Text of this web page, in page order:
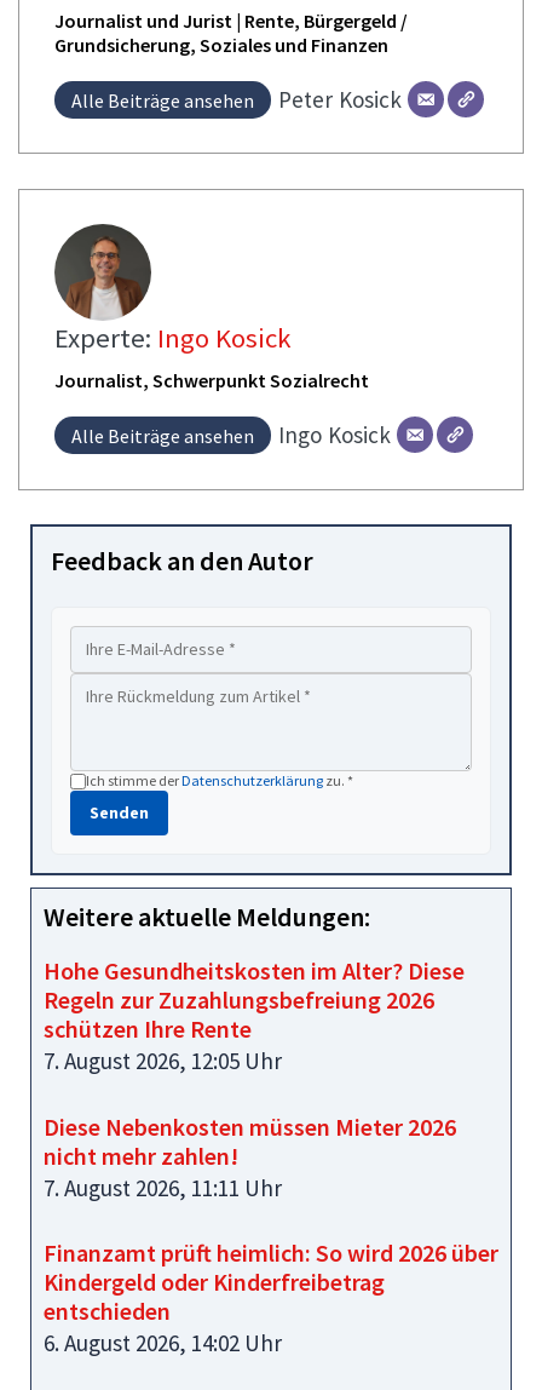
Journalist und Jurist | Rente, Bürgergeld /
Grundsicherung, Soziales und Finanzen
Alle Beiträge ansehen Peter Kosick
Experte: Ingo Kosick
Journalist, Schwerpunkt Sozialrecht
Alle Beiträge ansehen Ingo Kosick
Feedback an den Autor
Ich stimme derDatenschutzerklärung zu. *
Senden
Weitere aktuelle Meldungen:
Hohe Gesundheitskosten im Alter? Diese
Regeln zur Zuzahlungsbefreiung 2026
schützen Ihre Rente
7. August 2026, 12:05 Uhr
Diese Nebenkosten müssen Mieter 2026
nicht mehr zahlen!
7. August 2026, 11:11 Uhr
Finanzamt prüft heimlich: So wird 2026 über
Kindergeld oder Kinderfreibetrag
entschieden
6. August 2026, 14:02 Uhr